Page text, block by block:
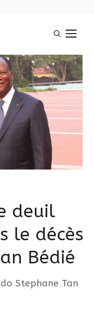
deuil
le décès
Bédié
Stephane Tan